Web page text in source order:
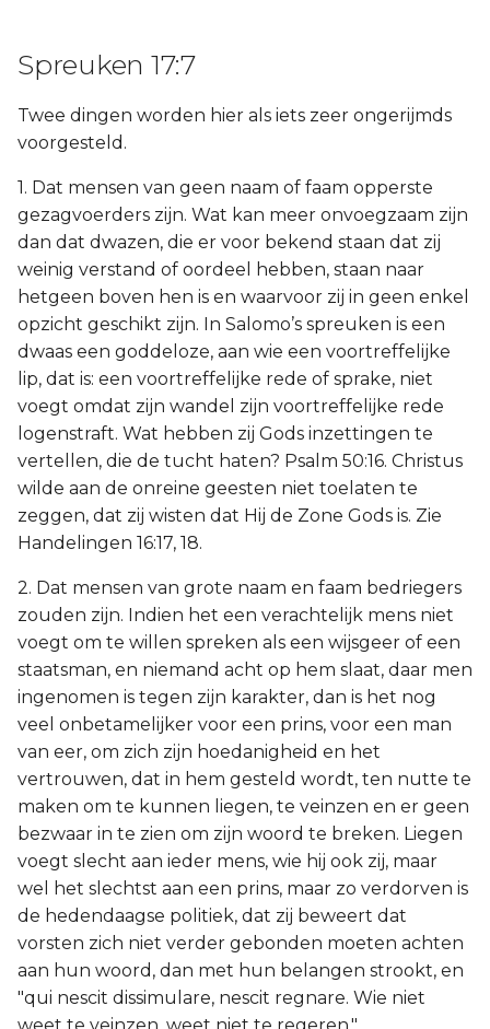
Spreuken 17:7
Twee dingen worden hier als iets zeer ongerijmds
voorgesteld.
1. Dat mensen van geen naam of faam opperste
gezagvoerders zijn. Wat kan meer onvoegzaam zijn
dan dat dwazen, die er voor bekend staan dat zij
weinig verstand of oordeel hebben, staan naar
hetgeen boven hen is en waarvoor zij in geen enkel
opzicht geschikt zijn. In Salomo’s spreuken is een
dwaas een goddeloze, aan wie een voortreffelijke
lip, dat is: een voortreffelijke rede of sprake, niet
voegt omdat zijn wandel zijn voortreffelijke rede
logenstraft. Wat hebben zij Gods inzettingen te
vertellen, die de tucht haten? Psalm 50:16. Christus
wilde aan de onreine geesten niet toelaten te
zeggen, dat zij wisten dat Hij de Zone Gods is. Zie
Handelingen 16:17, 18.
2. Dat mensen van grote naam en faam bedriegers
zouden zijn. Indien het een verachtelijk mens niet
voegt om te willen spreken als een wijsgeer of een
staatsman, en niemand acht op hem slaat, daar men
ingenomen is tegen zijn karakter, dan is het nog
veel onbetamelijker voor een prins, voor een man
van eer, om zich zijn hoedanigheid en het
vertrouwen, dat in hem gesteld wordt, ten nutte te
maken om te kunnen liegen, te veinzen en er geen
bezwaar in te zien om zijn woord te breken. Liegen
voegt slecht aan ieder mens, wie hij ook zij, maar
wel het slechtst aan een prins, maar zo verdorven is
de hedendaagse politiek, dat zij beweert dat
vorsten zich niet verder gebonden moeten achten
aan hun woord, dan met hun belangen strookt, en
"qui nescit dissimulare, nescit regnare. Wie niet